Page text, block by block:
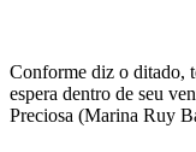
Conforme diz o ditado,
espera dentro de seu
Preciosa (Marina Ruy